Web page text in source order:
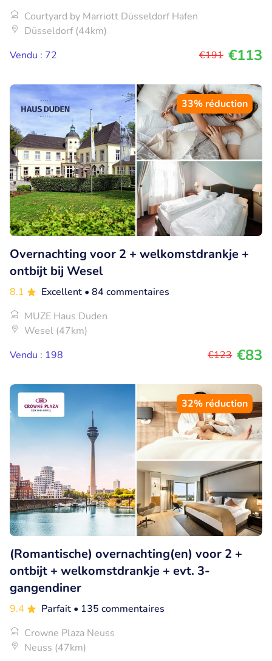
Courtyard by Marriott Düsseldorf Hafen
Düsseldorf (44km)
Vendu : 72
€191 €113
33% réduction
Overnachting voor 2 + welkomstdrankje +
ontbijt bij Wesel
8.1 Excellent • 84 commentaires
MUZE Haus Duden
Wesel (47km)
Vendu : 198
€123 €83
32% réduction
(Romantische) overnachting(en) voor 2 +
ontbijt + welkomstdrankje + evt. 3-
gangendiner
9.4 Parfait • 135 commentaires
Crowne Plaza Neuss
Neuss (47km)